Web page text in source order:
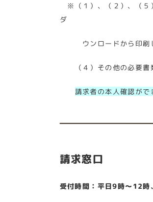
※（１）、（２）、（５
ダ
ウンロードから印刷し
（４）その他の必要書
請求者の本人確認が
請求窓口
受付時間：平日9時～12